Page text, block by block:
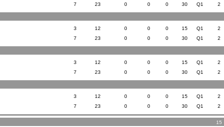
7 23 0 0 0 30 Q1 2
3 12 0 0 0 15 Q1 2
7 23 0 0 0 30 Q1 2
3 12 0 0 0 15 Q1 2
7 23 0 0 0 30 Q1 2
3 12 0 0 0 15 Q1 2
7 23 0 0 0 30 Q1 2
15